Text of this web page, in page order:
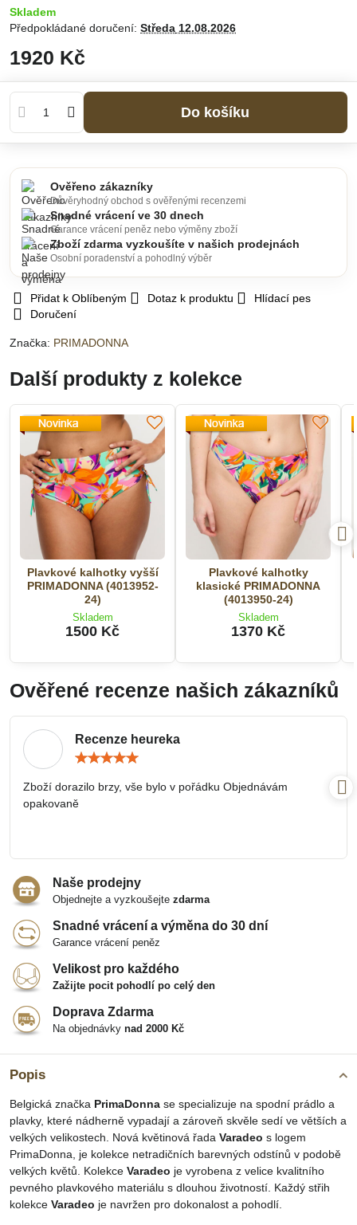
Skladem
Předpokládané doručení: Středa 12.08.2026
1920 Kč
Do košíku
Přidat k Oblíbeným Dotaz k produktu
Hlídací pes
Doručení
Značka: PRIMADONNA
Ověřeno zákazníky
Důvěryhodný obchod s ověřenými recenzemi
Snadné vrácení ve 30 dnech
Garance vrácení peněz nebo výměny zboží
Zboží zdarma vyzkoušíte v našich prodejnách
Osobní poradenství a pohodlný výběr
Popis
Belgická značka PrimaDonna se specializuje na spodní prádlo a
plavky, které nádherně vypadají a zároveň skvěle sedí ve větších a
velkých velikostech. Nová květinová řada Varadeo s logem
PrimaDonna, je kolekce netradičních barevných odstínů v podobě
velkých květů. Kolekce Varadeo je vyrobena z velice kvalitního
pevného plavkového materiálu s dlouhou životností. Každý střih
kolekce Varadeo je navržen pro dokonalost a pohodlí.
Další produkty z kolekce
Plavkové kalhotky vyšší
PRIMADONNA (4013952-
24)
Skladem
1500 Kč
Plavkové kalhotky
klasické PRIMADONNA
(4013950-24)
Skladem
1370 Kč
Ověřené recenze našich zákazníků
Recenze heureka
5
Zboží dorazilo brzy, vše bylo v pořádku Objednávám
opakovaně
Naše prodejny
Objednejte a vyzkoušejte zdarma
Snadné vrácení a výměna do 30 dní
Garance vrácení peněz
Velikost pro každého
Zažijte pocit pohodlí po celý den
Doprava Zdarma
Na objednávky nad 2000 Kč